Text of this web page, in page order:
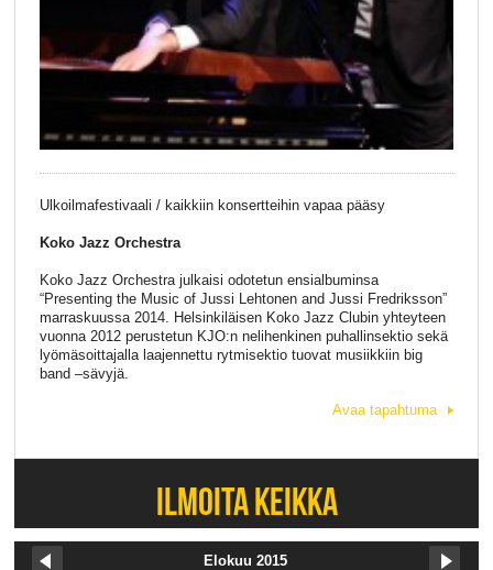
Ulkoilmafestivaali / kaikkiin konsertteihin vapaa pääsy
Koko Jazz Orchestra
Koko Jazz Orchestra julkaisi odotetun ensialbuminsa
“Presenting the Music of Jussi Lehtonen and Jussi Fredriksson”
marraskuussa 2014. Helsinkiläisen Koko Jazz Clubin yhteyteen
vuonna 2012 perustetun KJO:n nelihenkinen puhallinsektio sekä
lyömäsoittajalla laajennettu rytmisektio tuovat musiikkiin big
band –sävyjä.
Avaa tapahtuma
ILMOITA KEIKKA
Elokuu 2015